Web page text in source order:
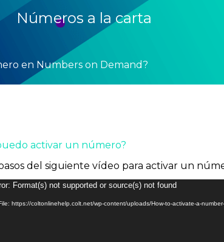
Números a la carta
en Numbers on Demand?
activar un número?
del siguiente vídeo para activar un
Format(s) not supported or source(s) not found
https://coltonlinehelp.colt.net/wp-content/uploads/How-to-activate-a-